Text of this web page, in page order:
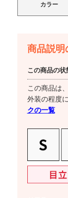
カラー
商品説明
この商品の状
この商品は
外装の程度
クの一覧